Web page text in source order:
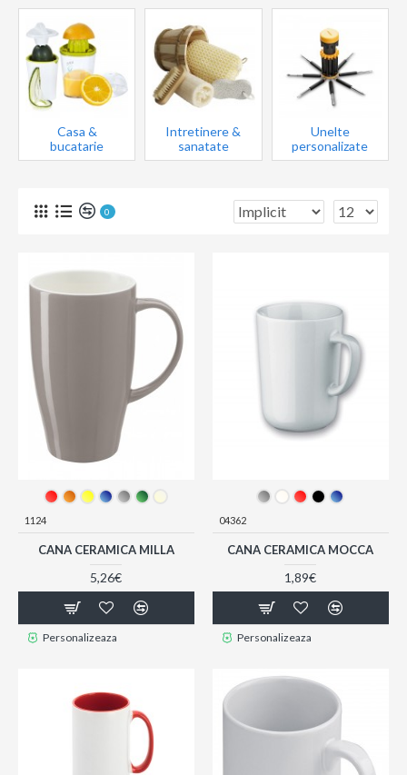
Casa &
bucatarie
Intretinere &
sanatate
Unelte
personalizate
0
1124
CANA CERAMICA MILLA
5,26€
Personalizeaza
04362
CANA CERAMICA MOCCA
1,89€
Personalizeaza